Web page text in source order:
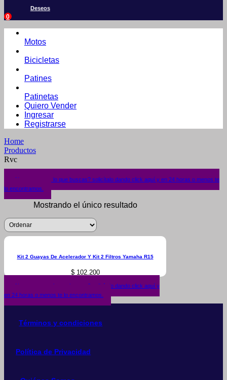
Deseos
0
Motos
Bicicletas
Patines
Patinetas
Quiero Vender
Ingresar
Registrarse
Home
Productos
Rvc
¿No encuentras lo que buscas? solicítalo dando click aquí y en 24 horas o menos te
lo encontramos.
Mostrando el único resultado
Kit 2 Guayas De Acelerador Y Kit 2 Filtros Yamaha R15
$102.200
¿No encuentras lo que buscas? solicítalo dando click aquí y
en 24 horas o menos te lo encontramos.
Términos y condiciones
Política de Privacidad